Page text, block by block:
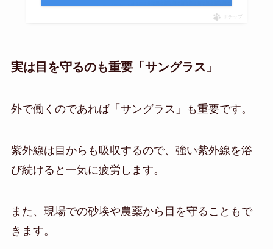
ポチップ
実は目を守るのも重要「サングラス」
外で働くのであれば「サングラス」も重要です。
紫外線は目からも吸収するので、強い紫外線を浴
び続けると一気に疲労します。
また、現場での砂埃や農薬から目を守ることもで
きます。